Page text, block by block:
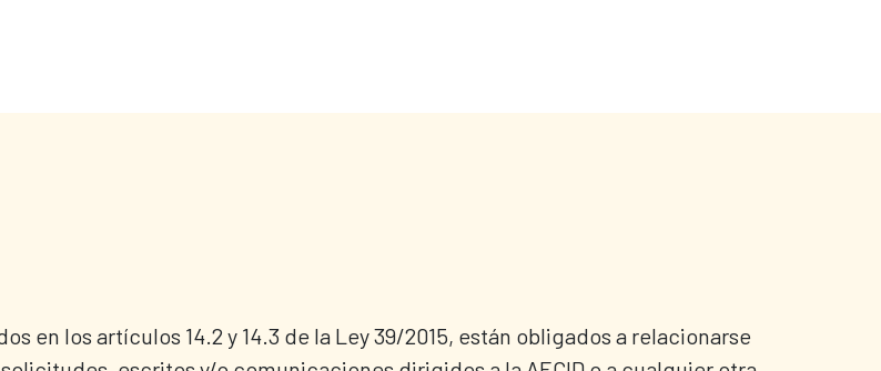
en los artículos 14.2 y 14.3 de la Ley 39/2015, están obligados a relacionarse